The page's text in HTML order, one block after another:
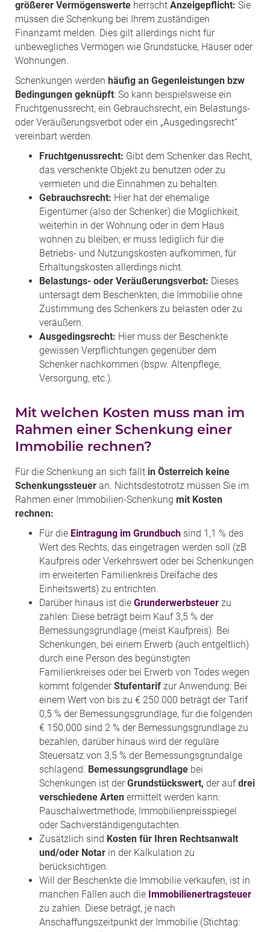
größerer Vermögenswerte herrscht Anzeigepflicht: Sie
müssen die Schenkung bei Ihrem zuständigen
Finanzamt melden. Dies gilt allerdings nicht für
unbewegliches Vermögen wie Grundstücke, Häuser oder
Wohnungen.
Schenkungen werden häufig an Gegenleistungen bzw
Bedingungen geknüpft: So kann beispielsweise ein
Fruchtgenussrecht, ein Gebrauchsrecht, ein Belastungs-
oder Veräußerungsverbot oder ein „Ausgedingsrecht“
vereinbart werden.
Fruchtgenussrecht: Gibt dem Schenker das Recht,
das verschenkte Objekt zu benutzen oder zu
vermieten und die Einnahmen zu behalten.
Gebrauchsrecht: Hier hat der ehemalige
Eigentümer (also der Schenker) die Möglichkeit,
weiterhin in der Wohnung oder in dem Haus
wohnen zu bleiben; er muss lediglich für die
Betriebs- und Nutzungskosten aufkommen, für
Erhaltungskosten allerdings nicht.
Belastungs- oder Veräußerungsverbot: Dieses
untersagt dem Beschenkten, die Immobilie ohne
Zustimmung des Schenkers zu belasten oder zu
veräußern.
Ausgedingsrecht: Hier muss der Beschenkte
gewissen Verpflichtungen gegenüber dem
Schenker nachkommen (bspw. Altenpflege,
Versorgung, etc.).
Mit welchen Kosten muss man im
Rahmen einer Schenkung einer
Immobilie rechnen?
Für die Schenkung an sich fällt in Österreich keine
Schenkungssteuer an. Nichtsdestotrotz müssen Sie im
Rahmen einer Immobilien-Schenkung mit Kosten
rechnen:
Für die Eintragung im Grundbuch sind 1,1 % des
Wert des Rechts, das eingetragen werden soll (zB
Kaufpreis oder Verkehrswert oder bei Schenkungen
im erweiterten Familienkreis Dreifache des
Einheitswerts) zu entrichten.
Darüber hinaus ist die Grunderwerbsteuer zu
zahlen: Diese beträgt beim Kauf 3,5 % der
Bemessungsgrundlage (meist Kaufpreis). Bei
Schenkungen, bei einem Erwerb (auch entgeltlich)
durch eine Person des begünstigten
Familienkreises oder bei Erwerb von Todes wegen
kommt folgenderStufentarif zur Anwendung: Bei
einem Wert von bis zu € 250.000 beträgt der Tarif
0,5 % der Bemessungsgrundlage, für die folgenden
€ 150.000 sind 2 % der Bemessungsgrundlage zu
bezahlen, darüber hinaus wird der reguläre
Steuersatz von 3,5 % der Bemessungsgrundalge
schlagend. Bemessungsgrundlage bei
Schenkungen ist derGrundstückswert, der aufdrei
verschiedene Arten ermittelt werden kann:
Pauschalwertmethode, Immobilienpreisspiegel
oder Sachverständigengutachten.
Zusätzlich sind Kosten für Ihren Rechtsanwalt
und/oder Notar in der Kalkulation zu
berücksichtigen.
Will der Beschenkte die Immobilie verkaufen, ist in
manchen Fällen auch die Immobilienertragsteuer
zu zahlen. Diese beträgt, je nach
Anschaffungszeitpunkt der Immobilie (Stichtag: